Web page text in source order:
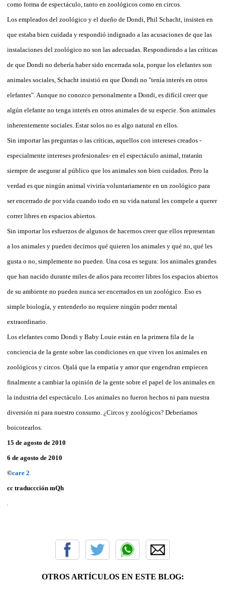
como forma de espectáculo, tanto en zoológicos como en circos.
Los empleados del zoológico y el dueño de Dondi, Phil Schacht, insisten en
que estaba bien cuidada y respondió indignado a las acusaciones de que las
instalaciones del zoológico no son las adecuadas. Respondiendo a las críticas
de que Dondi no debería haber sido encerrada sola, porque los elefantes son
animales sociales, Schacht insistió en que Dondi no "tenía interés en otros
elefantes". Aunque no conozco personalmente a Dondi, es difícil creer que
algún elefante no tenga interés en otros animales de su especie. Son animales
inherentemente sociales. Estar solos no es algo natural en ellos.
Sin importar las preguntas o las críticas, aquellos con intereses creados -
especialmente intereses profesionales- en el espectáculo animal, tratarán
siempre de asegurar al público que los animales son bien cuidados. Pero la
verdad es que ningún animal viviría voluntariamente en un zoológico para
ser encerrado de por vida cuando todo en su vida natural les compele a querer
correr libres en espacios abiertos.
Sin importar los esfuerzos de algunos de hacernos creer que ellos representan
a los animales y pueden decirnos qué quieren los animales y qué no, qué les
gusta o no, simplemente no pueden. Una cosa es segura: los animales grandes
que han nacido durante miles de años para recorrer libres los espacios abiertos
de su ambiente no pueden nunca ser encerrados en un zoológico. Eso es
simple biología, y entenderlo no requiere ningún poder mental
extraordinario.
Los elefantes como Dondi y Baby Louie están en la primera fila de la
conciencia de la gente sobre las condiciones en que viven los animales en
zoológicos y circos. Ojalá que la empatía y amor que engendran empiecen
finalmente a cambiar la opinión de la gente sobre el papel de los animales en
la industria del espectáculo. Los animales no fueron hechos ni para nuestra
diversión ni para nuestro consumo. ¿Circos y zoológicos? Deberíamos
boicotearlos.
15 de agosto de 2010
6 de agosto de 2010
©care 2
cc traduccción mQh
OTROS ARTÍCULOS EN ESTE BLOG: